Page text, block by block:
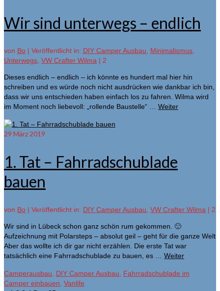
Wir sind unterwegs – endlich
von Bo | Veröffentlicht in: DIY Camper Ausbau, Minimalismus,
Unterwegs, VW Crafter Wilma | 2
Dieses endlich – endlich – ich könnte es hundert mal hier hin
schreiben und es würde noch nicht ausdrücken wie dankbar ich bin,
dass wir uns entschieden haben einfach los zu fahren. Wilma wird
im Moment noch liebevoll: „rollende Baustelle“ … Weiter
29 März 2019
1. Tat – Fahrradschublade
bauen
von Bo | Veröffentlicht in: DIY Camper Ausbau VW Crafter Wilma | 2
Wir sind in Lübeck schon ganz schön rum gekommen. 🙂
Aufzeichnung mit Polarsteps – absolut geil – geht für die ganze Welt
Aber das wollte ich dir gar nicht erzählen. Die erste Tat war
tatsächlich eine Fahrradschublade zu bauen, es … Weiter
Camperausbau DIY Camper Ausbau
Fahrradschublade im
Camper einbauen Vanlife